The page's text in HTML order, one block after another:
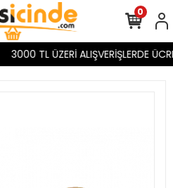
3000 TL ÜZERİ ALIŞVERİŞLERDE
0